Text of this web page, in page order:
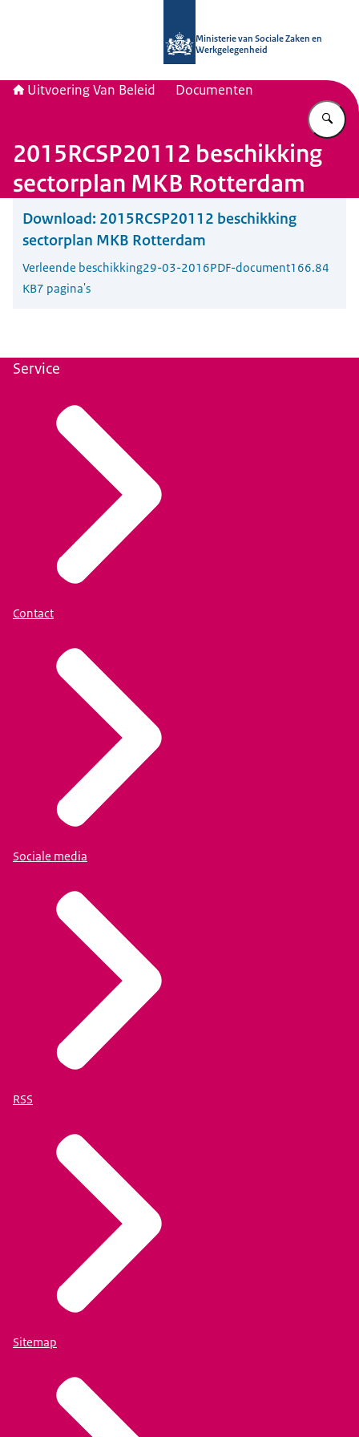
Ministerie van Sociale Zaken en
Werkgelegenheid
Uitvoering Van Beleid Documenten
2015RCSP20112 beschikking
sectorplan MKB Rotterdam
Download: 2015RCSP20112 beschikking
sectorplan MKB Rotterdam
Verleende beschikking29-03-2016PDF-document166.84
KB7 pagina's
Service
Contact
Sociale media
RSS
Sitemap